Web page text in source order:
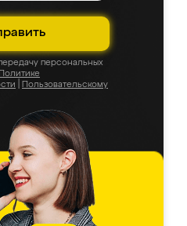
персональных
Политике
Пользовательскому